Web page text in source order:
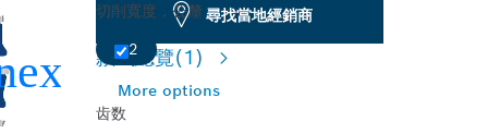
切削寬度，公釐
2
More options
齿数
尋找當地經銷商
款式總覽(1)